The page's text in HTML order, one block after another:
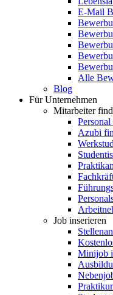
E-Mail
Alle
Blog
Für Unternehmen
Mitarbeiter
Azubi
Job inserieren
Minijob